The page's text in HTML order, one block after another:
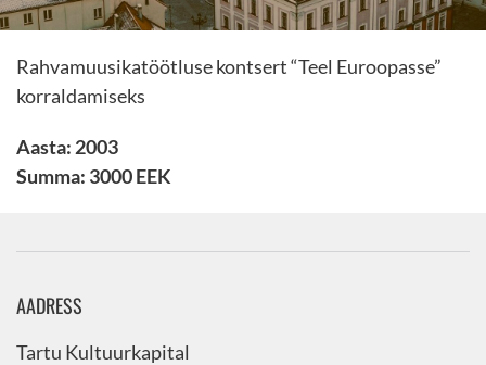
Rahvamuusikatöötluse kontsert “Teel Euroopasse”
korraldamiseks
Aasta: 2003
Summa: 3000 EEK
AADRESS
Tartu Kultuurkapital